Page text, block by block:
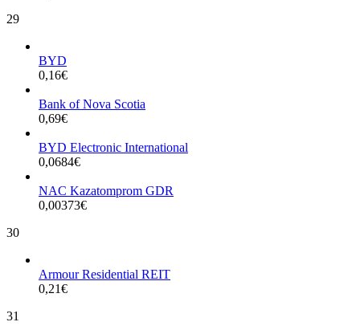
29
BYD
0,16€
Bank of Nova Scotia
0,69€
BYD Electronic International
0,0684€
NAC Kazatomprom GDR
0,00373€
30
Armour Residential REIT
0,21€
31